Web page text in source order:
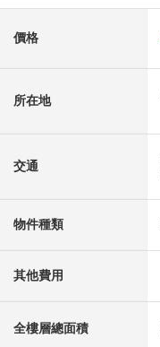
價格
所在地
交通
物件種類
其他費用
全樓層總面積